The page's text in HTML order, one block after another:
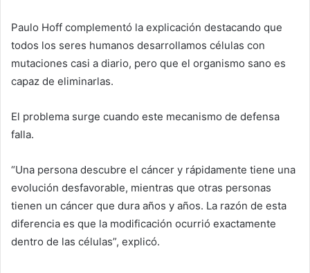
Paulo Hoff complementó la explicación destacando que
todos los seres humanos desarrollamos células con
mutaciones casi a diario, pero que el organismo sano es
capaz de eliminarlas.
El problema surge cuando este mecanismo de defensa
falla.
“Una persona descubre el cáncer y rápidamente tiene una
evolución desfavorable, mientras que otras personas
tienen un cáncer que dura años y años. La razón de esta
diferencia es que la modificación ocurrió exactamente
dentro de las células”, explicó.